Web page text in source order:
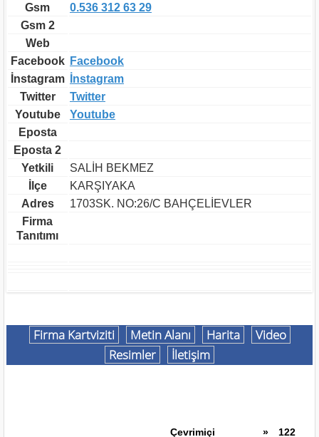
Gsm
0.536 312 63 29
Gsm 2
Web
Facebook Facebook
İnstagram
İnstagram
Twitter
Twitter
Youtube
Youtube
Eposta
Eposta 2
Yetkili
SALİH BEKMEZ
İlçe
KARŞIYAKA
Adres
1703SK. NO:26/C BAHÇELİEVLER
Firma
Tanıtımı
Firma Kartviziti Metin Alanı Harita
Video
Resimler
İletişim
Çevrimiçi » 122